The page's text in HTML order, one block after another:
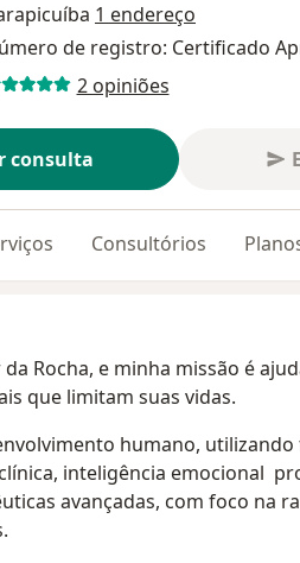
1 endereço
de registro: Certificado
2 opiniões
consulta
Consultórios
Rocha, e minha missão é
que limitam suas vidas.
humano,
inteligência emocional
avançadas, com foco na